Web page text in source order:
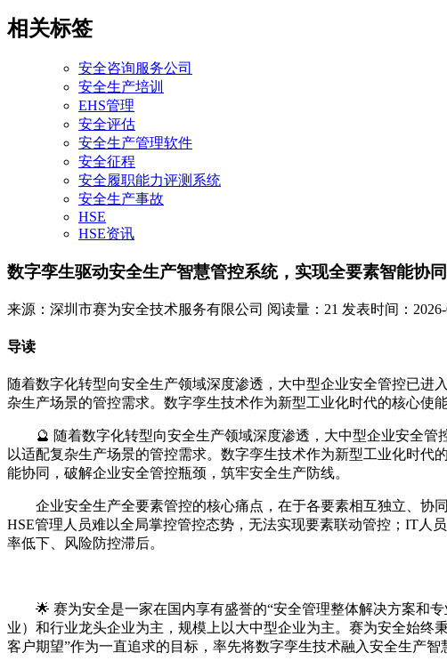
相关标签
安全咨询服务公司
安全生产培训
EHS管理
安全评估
安全生产管理软件
安全征程
安全履职能力评测系统
安全生产事故
HSE
HSE资讯
数字孪生驱动安全生产智慧管控系统，实现全要素智能协
来源：深圳市赛为安全技术服务有限公司 阅读量：21 发表时间：
导读
随着数字化转型向安全生产领域深度渗透，大中型企业安全管控已进
杂生产场景的管控需求。数字孪生技术作为新型工业化时代的核心使
🔮 随着数字化转型向安全生产领域深度渗透，大中型企业安全
以适配复杂生产场景的管控需求。数字孪生技术作为新型工业化时代
能协同，破解企业安全管控瓶颈，筑牢安全生产防线。
企业安全生产全要素管控的核心痛点，在于各要素相互独立、协
HSE管理人员难以全局掌控管控态势，无法实现要素联动管控；IT人
率低下、风险防控滞后。
🌟 赛为安全是一家在国内享有盛誉的“安全管理整体解决方案和
业）和行业龙头企业为主，规模上以大中型企业为主。赛为安全始终
客户期望”作为一直追求的目标，率先将数字孪生技术融入安全生产智